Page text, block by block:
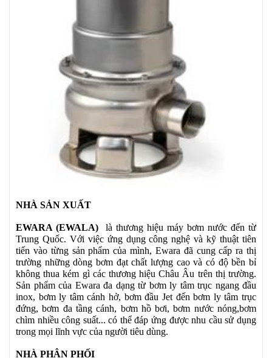
NHÀ SẢN XUẤT
EWARA (EWALA) là thương hiệu máy bơm nước đến từ
Trung Quốc. Với việc ứng dụng công nghệ và kỹ thuật tiên
tiến vào từng sản phẩm của mình, Ewara đã cung cấp ra thị
trường những dòng bơm đạt chất lượng cao và có độ bền bỉ
không thua kém gì các thương hiệu Châu Âu trên thị trường.
Sản phẩm của Ewara đa dạng từ bơm ly tâm trục ngang đầu
inox, bơm ly tâm cánh hở, bơm đầu Jet đến bơm ly tâm trục
đứng, bơm đa tầng cánh, bơm hồ bơi, bơm nước nóng,bơm
chìm nhiều công suất... có thể đáp ứng được nhu cầu sử dụng
trong mọi lĩnh vực của người tiêu dùng.
NHÀ PHÂN PHỐI